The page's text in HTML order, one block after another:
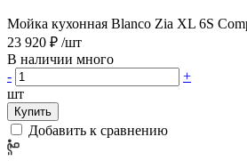
Мойка кухонная Blanco Zia XL 6S
23 920 ₽ /шт
В наличии много
-
+
шт
Купить
Добавить к сравнению